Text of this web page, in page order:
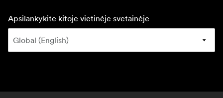
Apsilankykite kitoje vietinėje svetainėje